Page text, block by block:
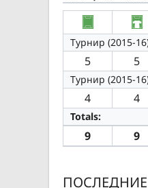
Турнир (2015-
5 5
Турнир (2015-
4 4
Totals:
9 9